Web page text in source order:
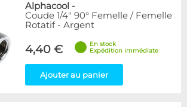
Alphacool -
Coude 1/4" 90° Femelle / Femelle
Rotatif - Argent
4,40 €
En stock
Expédition immédiate
Ajouter au panier